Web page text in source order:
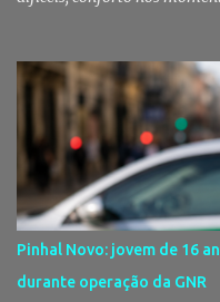
garantir cuidados básicos
utentes do Centro de
reforçando
pessoas em situação de
a animais de companhia de
do Montijo aprovou, por
a celebração de um
Mutualista Nossa Senhora
assistência veterinária
Pinhal Novo: jovem de 16
durante operação da GNR